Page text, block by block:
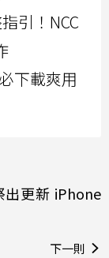
引！NCC
下載爽用
出更新 iPhone
下一則